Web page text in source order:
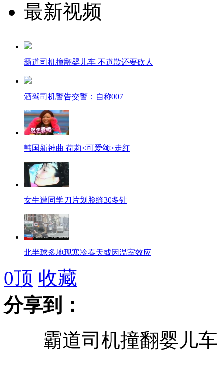
最新视频
霸道司机撞翻婴儿车 不道歉还要砍人
酒驾司机警告交警：自称007
韩国新神曲 荷莉<可爱颂>走红
女生遭同学刀片划脸缝30多针
北半球多地现寒冷春天或因温室效应
男子公交上用针扎女乘客被刑拘
摊主遇城管执法自砸摊位被全程录像
0顶 收藏
分享到：
霸道司机撞翻婴儿车